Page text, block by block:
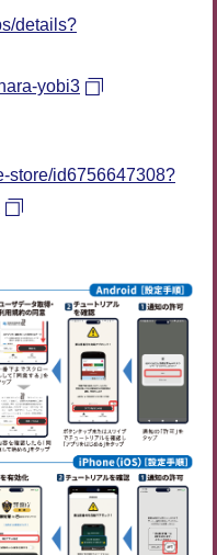
details?
yobi3
store/id6756647308?